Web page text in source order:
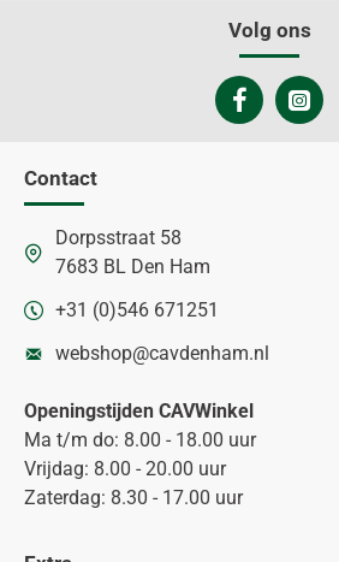
Volg ons
Contact
Dorpsstraat 58
7683 BL Den Ham
+31 (0)546 671251
webshop@cavdenham.nl
Openingstijden CAVWinkel
Ma t/m do: 8.00 - 18.00 uur
Vrijdag: 8.00 - 20.00 uur
Zaterdag: 8.30 - 17.00 uur